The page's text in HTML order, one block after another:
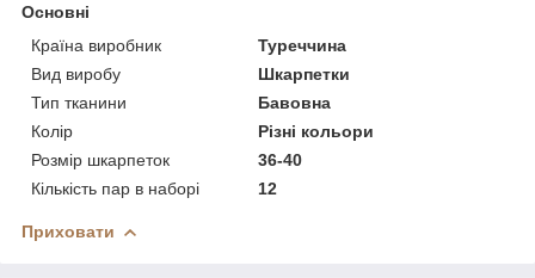
Основні
Країна виробник
Туреччина
Вид виробу
Шкарпетки
Тип тканини
Бавовна
Колір
Різні кольори
Розмір шкарпеток
36-40
Кількість пар в наборі
12
Приховати